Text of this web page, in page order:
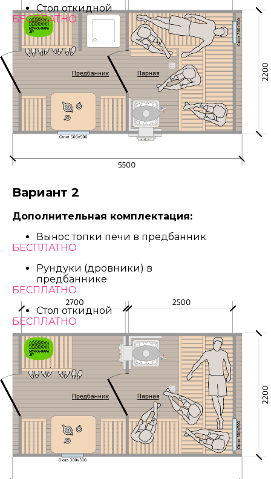
Стол откидной
БЕСПЛАТНО
Вариант 2
Дополнительная комплектация:
Вынос топки печи в предбанник
БЕСПЛАТНО
Рундуки (дровники) в
предбаннике
БЕСПЛАТНО
Стол откидной
БЕСПЛАТНО